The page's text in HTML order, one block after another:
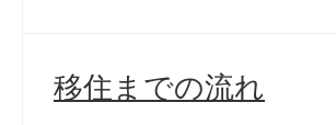
移住までの流れ